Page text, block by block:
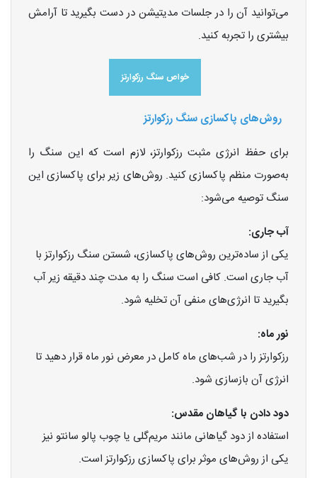
می‌توانید آن را در جلسات مدیتیشن در دست بگیرید تا آرامش
بیشتری را تجربه کنید.
خواص سنگ رزکوارتز
روش‌های پاکسازی سنگ رزکوارتز
برای حفظ انرژی مثبت رزکوارتز، لازم است که این سنگ را
به‌صورت منظم پاکسازی کنید. روش‌های زیر برای پاکسازی این
سنگ توصیه می‌شود:
آب جاری:
یکی از ساده‌ترین روش‌های پاکسازی، شستن سنگ رزکوارتز با
آب جاری است. کافی است سنگ را به مدت چند دقیقه زیر آب
بگیرید تا انرژی‌های منفی آن تخلیه شود.
نور ماه:
رزکوارتز را در شب‌های ماه کامل در معرض نور ماه قرار دهید تا
انرژی آن بازسازی شود.
دود دادن با گیاهان مقدس:
استفاده از دود گیاهانی مانند مریم‌گلی یا چوب پالو سانتو نیز
یکی از روش‌های موثر برای پاکسازی رزکوارتز است.